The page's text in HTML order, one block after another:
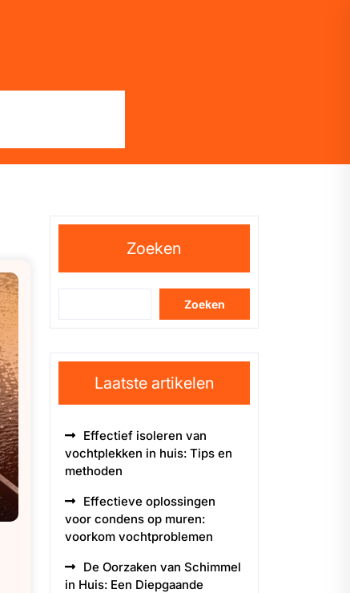
Zoeken
Zoeken
Laatste artikelen
Effectief isoleren van
vochtplekken in huis: Tips en
methoden
Effectieve oplossingen
voor condens op muren:
voorkom vochtproblemen
De Oorzaken van Schimmel
in Huis: Een Diepgaande